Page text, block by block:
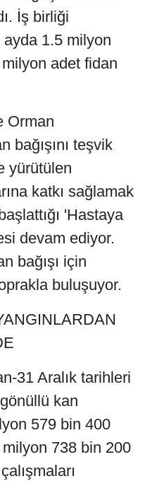
İş birliği
ayda 1.5 milyon
milyon adet fidan
Orman
bağışını teşvik
yürütülen
katkı sağlamak
'Hastaya
devam ediyor.
bağışı için
buluşuyor.
31 Aralık tarihleri
kan
579 bin 400
milyon 738 bin 200